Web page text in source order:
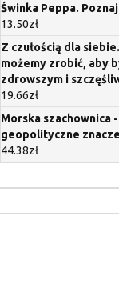
Świnka Peppa.
13.50zł
Z czułością dla
możemy zrobić, aby
zdrowszym i
19.66zł
Morska szachownica -
geopolityczne
44.38zł